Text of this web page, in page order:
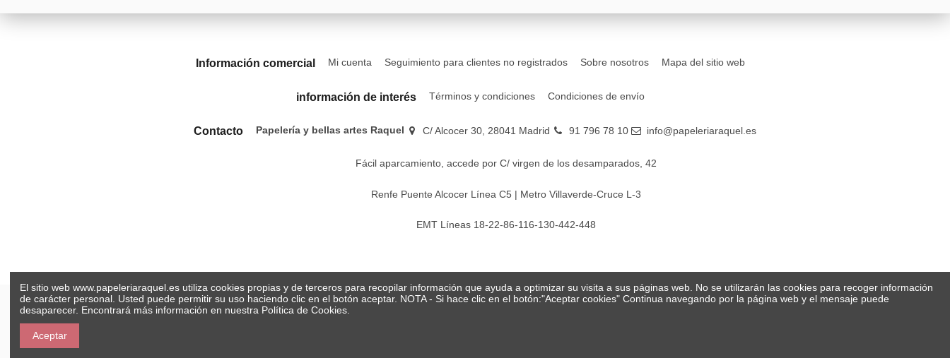
Información comercial Mi cuenta Seguimiento para clientes no registrados Sobre nosotros Mapa del sitio web
información de interés Términos y condiciones Condiciones de envío
Contacto Papelería y bellas artes Raquel C/ Alcocer 30, 28041 Madrid 91 796 78 10 info@papeleriaraquel.es
Fácil aparcamiento, accede por C/ virgen de los desamparados, 42
Renfe Puente Alcocer Línea C5 | Metro Villaverde-Cruce L-3
EMT Líneas 18-22-86-116-130-442-448
El sitio web www.papeleriaraquel.es utiliza cookies propias y de terceros para recopilar información que ayuda a optimizar su visita a sus páginas web. No se utilizarán las cookies para recoger información
de carácter personal. Usted puede permitir su uso haciendo clic en el botón aceptar. NOTA - Si hace clic en el botón:"Aceptar cookies" Continua navegando por la página web y el mensaje puede
desaparecer. Encontrará más información en nuestra Política de Cookies.
Aceptar